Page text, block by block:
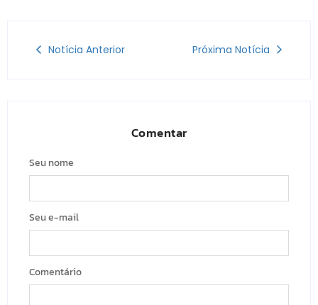
Notícia Anterior Próxima Notícia
Comentar
Seu nome
Seu e-mail
Comentário